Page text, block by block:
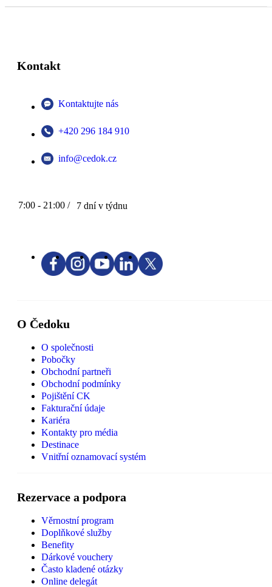
Kontakt
Kontaktujte nás
+420 296 184 910
info@cedok.cz
7:00 - 21:00 / 7 dní v týdnu
O Čedoku
O společnosti
Pobočky
Obchodní partneři
Obchodní podmínky
Pojištění CK
Fakturační údaje
Kariéra
Kontakty pro média
Destinace
Vnitřní oznamovací systém
Rezervace a podpora
Věrnostní program
Doplňkové služby
Benefity
Dárkové vouchery
Často kladené otázky
Online delegát